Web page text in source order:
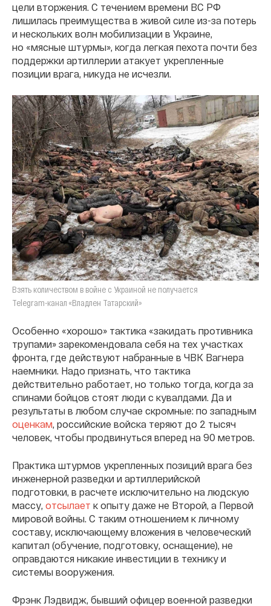
цели вторжения. С течением времени ВС РФ
лишилась преимущества в живой силе из-за потерь
и нескольких волн мобилизации в Украине,
но «мясные штурмы», когда легкая пехота почти без
поддержки артиллерии атакует укрепленные
позиции врага, никуда не исчезли.
Взять количеством в войне с Украиной не получается
Telegram-канал «Владлен Татарский»
Особенно «хорошо» тактика «закидать противника
трупами» зарекомендовала себя на тех участках
фронта, где действуют набранные в ЧВК Вагнера
наемники. Надо признать, что тактика
действительно работает, но только тогда, когда за
спинами бойцов стоят люди с кувалдами. Да и
результаты в любом случае скромные: по западным
оценкам, российские войска теряют до 2 тысяч
человек, чтобы продвинуться вперед на 90 метров.
Практика штурмов укрепленных позиций врага без
инженерной разведки и артиллерийской
подготовки, в расчете исключительно на людскую
массу, отсылает к опыту даже не Второй, а Первой
мировой войны. С таким отношением к личному
составу, исключающему вложения в человеческий
капитал (обучение, подготовку, оснащение), не
оправдаются никакие инвестиции в технику и
системы вооружения.
Фрэнк Лэдвидж, бывший офицер военной разведки